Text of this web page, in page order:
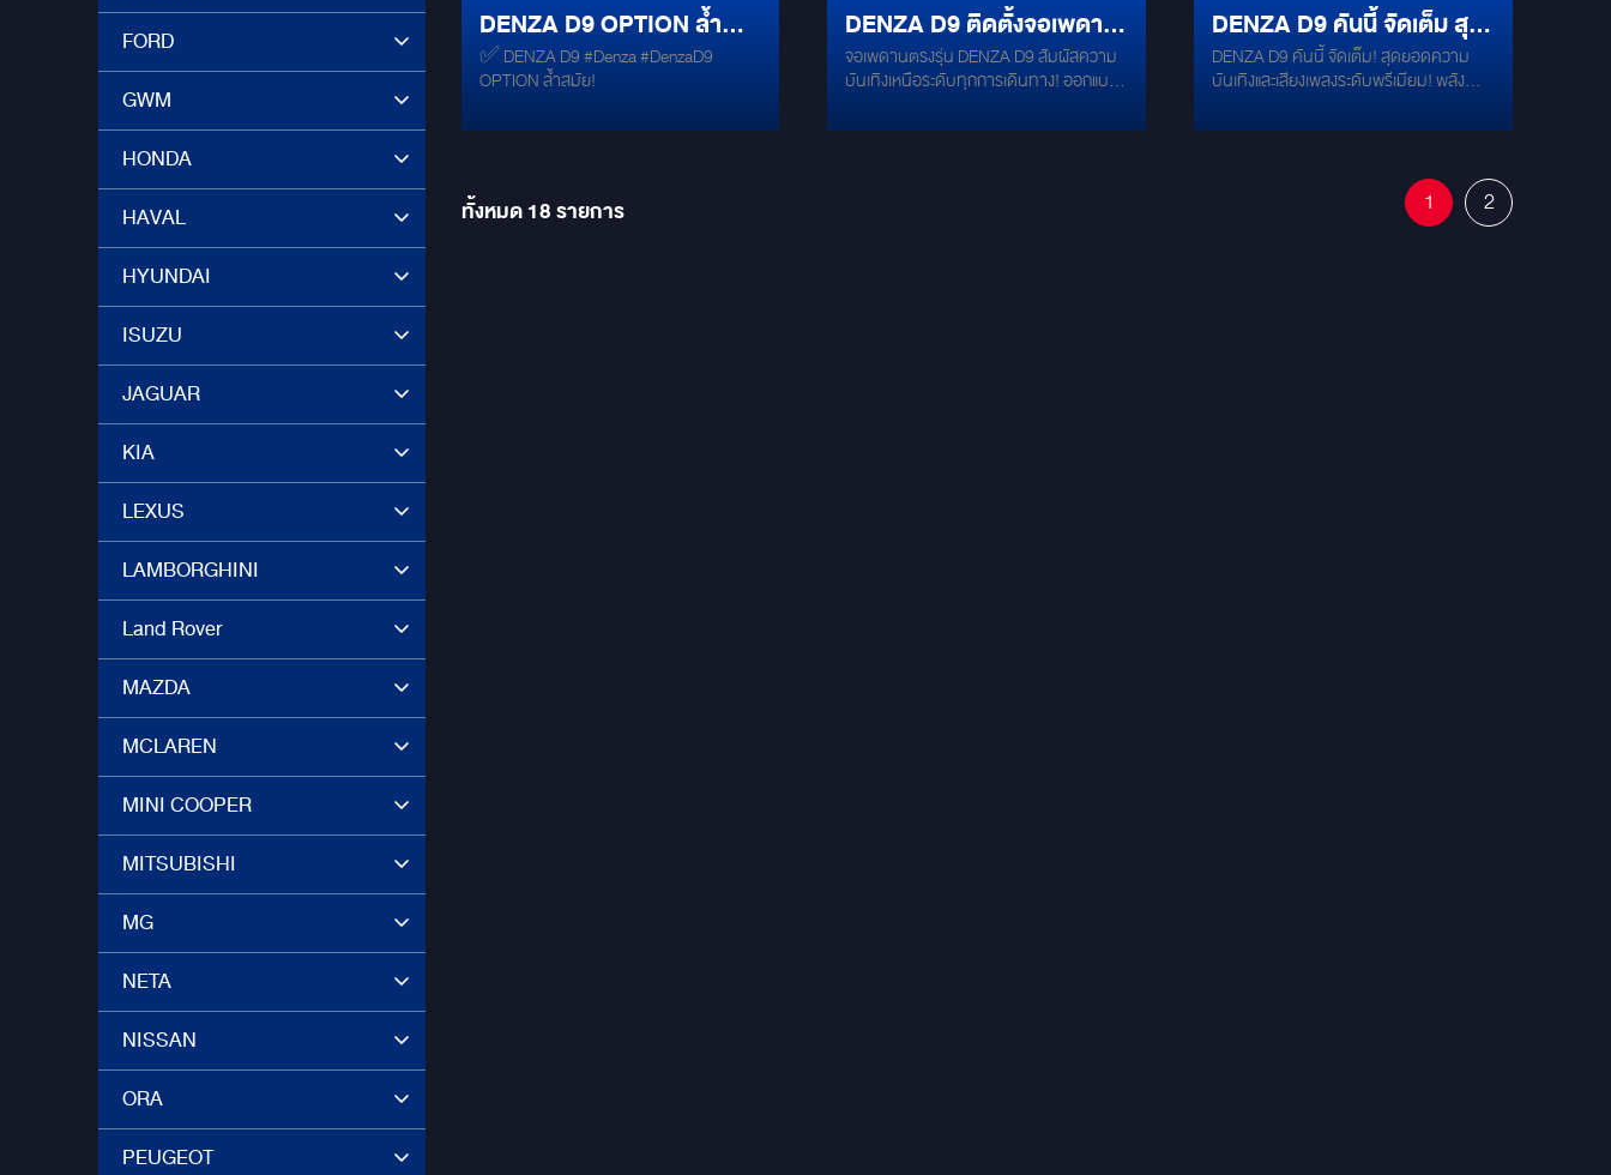
FORD
GWM
HONDA
HAVAL
HYUNDAI
ISUZU
JAGUAR
KIA
LEXUS
LAMBORGHINI
Land Rover
MAZDA
MCLAREN
MINI COOPER
MITSUBISHI
MG
NETA
NISSAN
ORA
PEUGEOT
Highlights นวัตกรรม จอเพดานตรงรุ่น
ขนาด 15.6 นิ้ว กิ๊บล็อคโรงงาน บอดี้เฟรม
เข้ารูปสวยงาม ไม่ต้องตัดต่อสายเพราะเป็น
ระบบ Plug&Play เป็นระบบไฟฟ้า เปิด - ปิด
สวยงาม
DENZA D9 OPTION ล้ำ
สมัย! ในรถ DENZA D9 ทุก
✅ DENZA D9 #Denza #DenzaD9
OPTION ล้ำสมัย!
DENZA D9 ติดตั้งจอเพดาน
ตรงรุ่นให้ได้สัมผัสความ
บันเทิงเหนือระดับทุกการเดิน
ทาง!
จอเพดานตรงรุ่น DENZA D9 สัมผัสความ
บันเทิงเหนือระดับทุกการเดินทาง! ออกแบบ
ติดตั้งแนบเนียนกับเพดานเดิม ไม่เจาะ ไม่
DENZA D9 คันนี้ จัดเต็ม สุด
ยอดความบันเทิงและเสียง
DENZA D9 คันนี้ จัดเต็ม! สุดยอดความ
บันเทิงและเสียงเพลงระดับพรีเมียม! พลัง
คมชัดทุกรายละเอียด เสียงใส คลีน! คู่หลัง:
คัน ให้มิติเสียงสมบูรณ์แบบ! พร้อมแดมป์
ขึ้น! จอทีวีเพดานตรงรุ่น! RAM 4GB | ROM
ทั้งหมด18รายการ 1 2